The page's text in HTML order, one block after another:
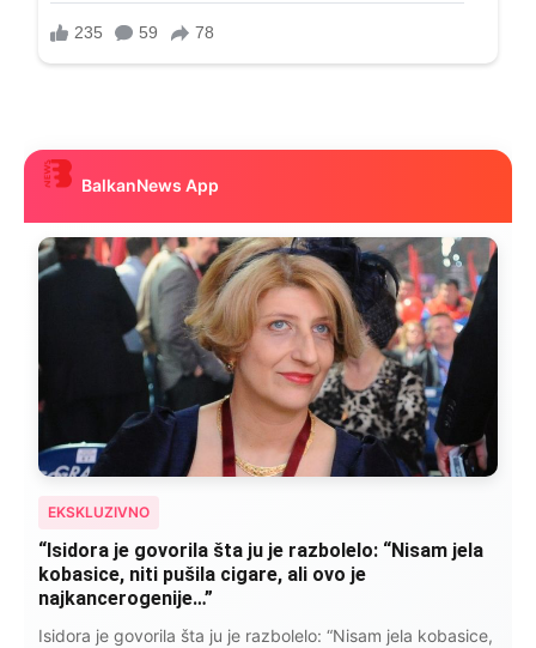
BalkanNews App
EKSKLUZIVNO
Marija je pala sa litice i stradala: Njen dečko Ilija
glumio ucveljenog udovca, a onda je obdukcija
otkrila jezivu istinu
Marija je pala sa litice i stradala: Njen dečko Ilija glumio